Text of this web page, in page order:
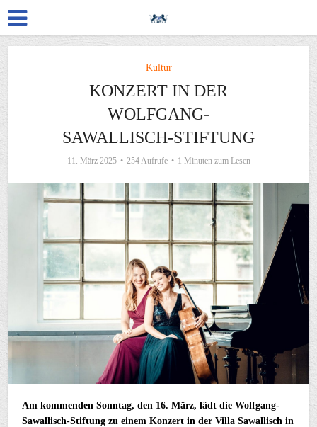
Kultur
KONZERT IN DER
WOLFGANG-
SAWALLISCH-STIFTUNG
11. März 2025 254 Aufrufe 1 Minuten zum Lesen
Am kommenden Sonntag, den 16. März, lädt die Wolfgang-
Sawallisch-Stiftung zu einem Konzert in der Villa Sawallisch in